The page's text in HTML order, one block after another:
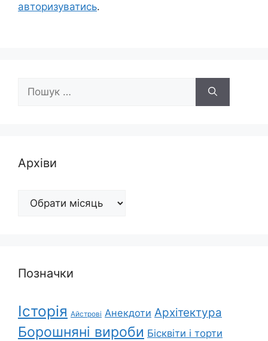
авторизуватись.
Архіви
Архіви
Позначки
Історія Айстрові Анекдоти Архітектура
Борошняні вироби Бісквіти і торти